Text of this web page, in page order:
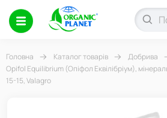
Головна Каталог товарів
Добрива
Opifol Equilibrium (Опіфол Еквілібріум),
15-15, Valagro